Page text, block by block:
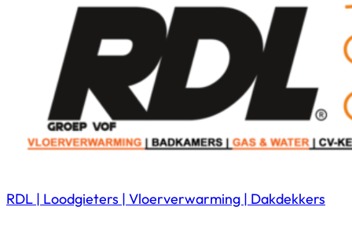
RDL | Loodgieters | Vloerverwarming | Dakdekkers